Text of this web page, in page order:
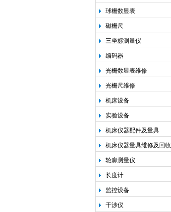
球栅数显表
磁栅尺
三坐标测量仪
编码器
光栅数显表维修
光栅尺维修
机床设备
实验设备
机床仪器配件及量具
机床仪器量具维修及回收
轮廓测量仪
长度计
监控设备
干涉仪